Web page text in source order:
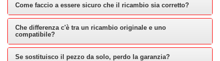
Come faccio a essere sicuro che il ricambio sia corretto?
Che differenza c'è tra un ricambio originale e uno
compatibile?
Se sostituisco il pezzo da solo, perdo la garanzia?